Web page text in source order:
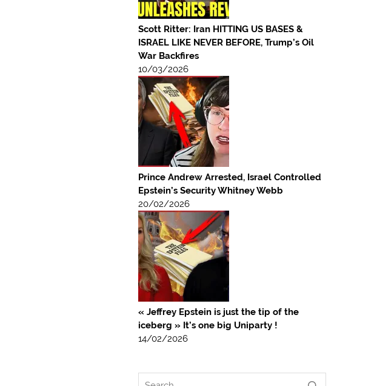
Scott Ritter: Iran HITTING US BASES &
ISRAEL LIKE NEVER BEFORE, Trump’s Oil
War Backfires
10/03/2026
Prince Andrew Arrested, Israel Controlled
Epstein’s Security Whitney Webb
20/02/2026
« Jeffrey Epstein is just the tip of the
iceberg » It’s one big Uniparty !
14/02/2026